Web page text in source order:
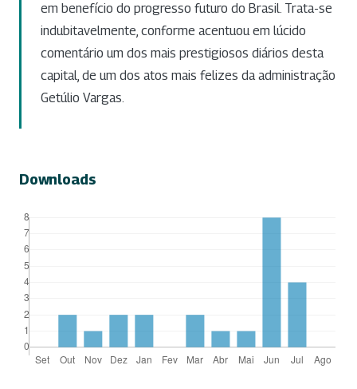
em benefício do progresso futuro do Brasil. Trata-se
indubitavelmente, conforme acentuou em lúcido
comentário um dos mais prestigiosos diários desta
capital, de um dos atos mais felizes da administração
Getúlio Vargas.
Downloads